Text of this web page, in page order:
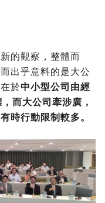
的觀察，整體而
出乎意料的是大公
於中小型公司由經
而大公司牽涉廣，
時行動限制較多。